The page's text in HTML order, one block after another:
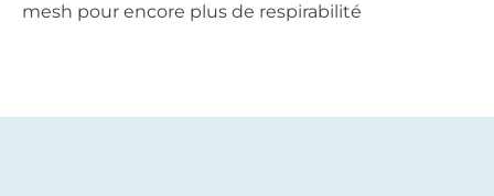
mesh pour encore plus de respirabilité